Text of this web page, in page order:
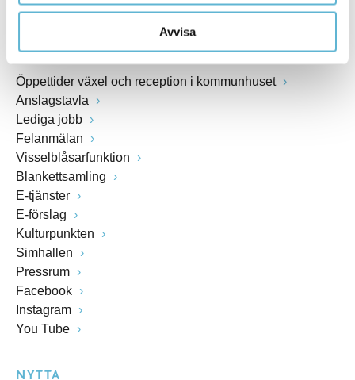
Avvisa
Öppettider växel och reception i kommunhuset
Anslagstavla
Lediga jobb
Felanmälan
Visselblåsarfunktion
Blankettsamling
E-tjänster
E-förslag
Kulturpunkten
Simhallen
Pressrum
Facebook
Instagram
You Tube
NYTTA